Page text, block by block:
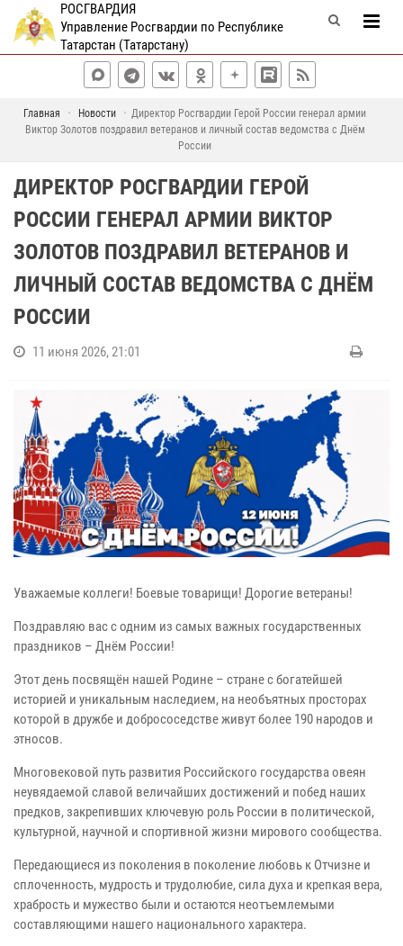
РОСГВАРДИЯ
Управление Росгвардии по Республике
Татарстан (Татарстану)
Главная Новости
Директор Росгвардии Герой России генерал армии
Виктор Золотов поздравил ветеранов и личный состав ведомства с Днём
России
ДИРЕКТОР РОСГВАРДИИ ГЕРОЙ
РОССИИ ГЕНЕРАЛ АРМИИ ВИКТОР
ЗОЛОТОВ ПОЗДРАВИЛ ВЕТЕРАНОВ И
ЛИЧНЫЙ СОСТАВ ВЕДОМСТВА С ДНЁМ
РОССИИ
11 июня 2026, 21:01
Уважаемые коллеги! Боевые товарищи! Дорогие ветераны!
Поздравляю вас с одним из самых важных государственных
праздников – Днём России!
Этот день посвящён нашей Родине – стране с богатейшей
историей и уникальным наследием, на необъятных просторах
которой в дружбе и добрососедстве живут более 190 народов и
этносов.
Многовековой путь развития Российского государства овеян
неувядаемой славой величайших достижений и побед наших
предков, закрепивших ключевую роль России в политической,
культурной, научной и спортивной жизни мирового сообщества.
Передающиеся из поколения в поколение любовь к Отчизне и
сплоченность, мудрость и трудолюбие, сила духа и крепкая вера,
храбрость и мужество были и остаются неотъемлемыми
составляющими нашего национального характера.